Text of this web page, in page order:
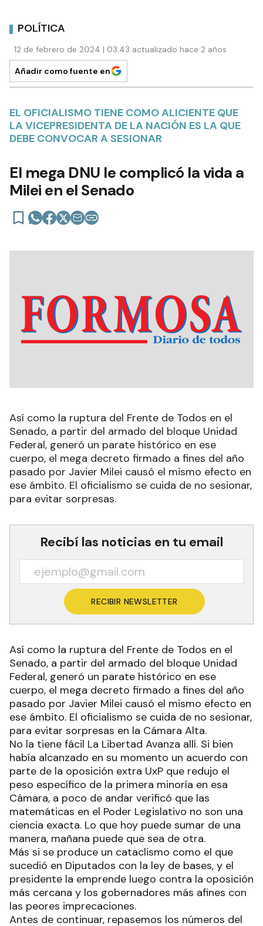
POLÍTICA
12 de febrero de 2024 | 03:43 actualizado hace 2 años
Añadir como fuente en
EL OFICIALISMO TIENE COMO ALICIENTE QUE
LA VICEPRESIDENTA DE LA NACIÓN ES LA QUE
DEBE CONVOCAR A SESIONAR
El mega DNU le complicó la vida a
Milei en el Senado
Así como la ruptura del Frente de Todos en el
Senado, a partir del armado del bloque Unidad
Federal, generó un parate histórico en ese
cuerpo, el mega decreto firmado a fines del año
pasado por Javier Milei causó el mismo efecto en
ese ámbito. El oficialismo se cuida de no sesionar,
para evitar sorpresas.
Recibí las noticias en tu email
RECIBIR NEWSLETTER
Así como la ruptura del Frente de Todos en el
Senado, a partir del armado del bloque Unidad
Federal, generó un parate histórico en ese
cuerpo, el mega decreto firmado a fines del año
pasado por Javier Milei causó el mismo efecto en
ese ámbito. El oficialismo se cuida de no sesionar,
para evitar sorpresas en la Cámara Alta.
No la tiene fácil La Libertad Avanza allí. Si bien
había alcanzado en su momento un acuerdo con
parte de la oposición extra UxP que redujo el
peso específico de la primera minoría en esa
Cámara, a poco de andar verificó que las
matemáticas en el Poder Legislativo no son una
ciencia exacta. Lo que hoy puede sumar de una
manera, mañana puede que sea de otra.
Más si se produce un cataclismo como el que
sucedió en Diputados con la ley de bases, y el
presidente la emprende luego contra la oposición
más cercana y los gobernadores más afines con
las peores imprecaciones.
Antes de continuar, repasemos los números del